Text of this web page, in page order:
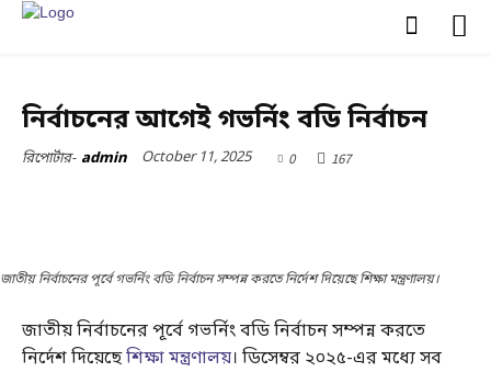
নির্বাচনের আগেই গভর্নিং বডি নির্বাচন
রিপোর্টার- admin October 11, 2025 0 167
জাতীয় নির্বাচনের পূর্বে গভর্নিং বডি নির্বাচন সম্পন্ন করতে নির্দেশ দিয়েছে শিক্ষা মন্ত্রণালয়।
জাতীয় নির্বাচনের পূর্বে গভর্নিং বডি নির্বাচন সম্পন্ন করতে
নির্দেশ দিয়েছেশিক্ষা মন্ত্রণালয়। ডিসেম্বর ২০২৫-এর মধ্যে সব